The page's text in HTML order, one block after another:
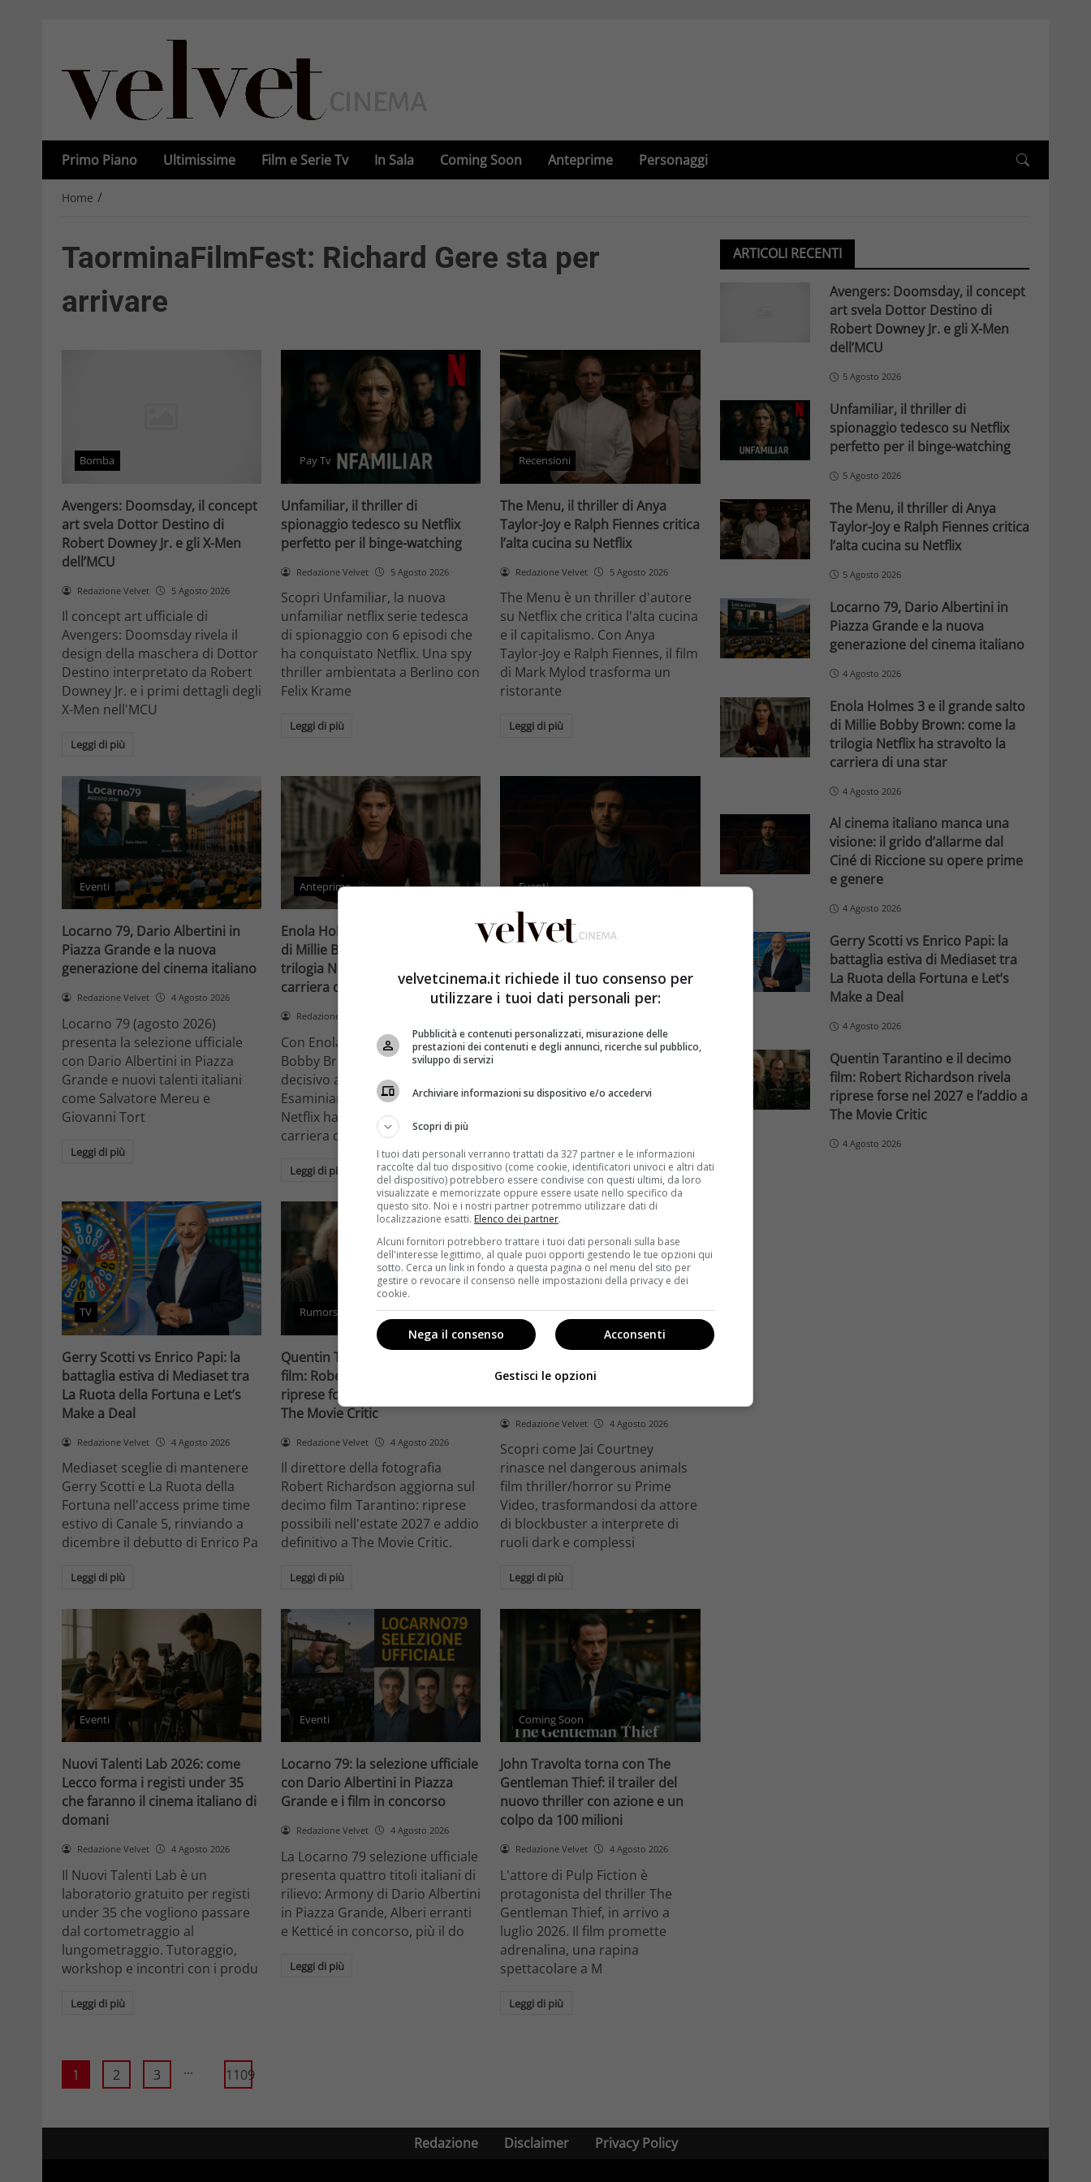
Primo Piano Ultimissime Film e Serie Tv In Sala Coming Soon Anteprime Personaggi
Home /
TaorminaFilmFest: Richard Gere sta per
arrivare
Bomba
Avengers: Doomsday, il concept
art svela Dottor Destino di
Robert Downey Jr. e gli X-Men
dell’MCU
Redazione Velvet 5 Agosto 2026
Il concept art ufficiale di
Avengers: Doomsday rivela il
design della maschera di Dottor
Destino interpretato da Robert
Downey Jr. e i primi dettagli degli
X-Men nell'MCU
Leggi di più
Pay Tv
Unfamiliar, il thriller di
spionaggio tedesco su Netflix
perfetto per il binge-watching
Redazione Velvet 5 Agosto 2026
Scopri Unfamiliar, la nuova
unfamiliar netflix serie tedesca
di spionaggio con 6 episodi che
ha conquistato Netflix. Una spy
thriller ambientata a Berlino con
Felix Krame
Leggi di più
Recensioni
The Menu, il thriller di Anya
Taylor-Joy e Ralph Fiennes critica
l’alta cucina su Netflix
Redazione Velvet 5 Agosto 2026
The Menu è un thriller d'autore
su Netflix che critica l'alta cucina
e il capitalismo. Con Anya
Taylor-Joy e Ralph Fiennes, il film
di Mark Mylod trasforma un
ristorante
Leggi di più
Eventi
Locarno 79, Dario Albertini in
Piazza Grande e la nuova
generazione del cinema italiano
Redazione Velvet 4 Agosto 2026
Locarno 79 (agosto 2026)
presenta la selezione ufficiale
con Dario Albertini in Piazza
Grande e nuovi talenti italiani
come Salvatore Mereu e
Giovanni Tort
Leggi di più
Anteprime
Enola Holmes 3 e il grande salto
di Millie Bobby Brown: come la
trilogia Netflix ha stravolto la
carriera di una star
Redazione Velvet
Con Enola Holmes 3, Millie
Bobby Brown compie un salto
decisivo a Hollywood.
Esaminiamo come la trilogia
Netflix ha trasformato la sua
carriera da attrice
Leggi di più
Eventi
Al cinema italiano manca una
Ciné di Riccione su opere prime
e genere
Il cinema italiano opere prime
ricambio generazionale e
Leggi di più
TV
Gerry Scotti vs Enrico Papi: la
battaglia estiva di Mediaset tra
La Ruota della Fortuna e Let’s
Make a Deal
Redazione Velvet 4 Agosto 2026
Mediaset sceglie di mantenere
Gerry Scotti e La Ruota della
Fortuna nell'access prime time
estivo di Canale 5, rinviando a
dicembre il debutto di Enrico Pa
Leggi di più
Rumors
Quentin Tarantino e il decimo
film: Robert Richardson rivela
riprese forse nel 2027 e l’addio a
The Movie Critic
Redazione Velvet 4 Agosto 2026
Il direttore della fotografia
Robert Richardson aggiorna sul
decimo film Tarantino: riprese
possibili nell'estate 2027 e addio
definitivo a The Movie Critic.
Leggi di più
Anteprime
Dangerous Animals su Prime
Redazione Velvet 4 Agosto 2026
Scopri come Jai Courtney
rinasce nel dangerous animals
film thriller/horror su Prime
Video, trasformandosi da attore
di blockbuster a interprete di
ruoli dark e complessi
Leggi di più
Eventi
Nuovi Talenti Lab 2026: come
Lecco forma i registi under 35
che faranno il cinema italiano di
domani
Redazione Velvet 4 Agosto 2026
Il Nuovi Talenti Lab è un
laboratorio gratuito per registi
under 35 che vogliono passare
dal cortometraggio al
lungometraggio. Tutoraggio,
workshop e incontri con i produ
Leggi di più
Eventi
Locarno 79: la selezione ufficiale
con Dario Albertini in Piazza
Grande e i film in concorso
Redazione Velvet 4 Agosto 2026
La Locarno 79 selezione ufficiale
presenta quattro titoli italiani di
rilievo: Armony di Dario Albertini
in Piazza Grande, Alberi erranti
e Ketticé in concorso, più il do
Leggi di più
Coming Soon
John Travolta torna con The
Gentleman Thief: il trailer del
nuovo thriller con azione e un
colpo da 100 milioni
Redazione Velvet 4 Agosto 2026
L'attore di Pulp Fiction è
protagonista del thriller The
Gentleman Thief, in arrivo a
luglio 2026. Il film promette
adrenalina, una rapina
spettacolare a M
Leggi di più
1 2 3 ... 1109
ARTICOLI RECENTI
Avengers: Doomsday, il concept
art svela Dottor Destino di
Robert Downey Jr. e gli X-Men
dell’MCU
5 Agosto 2026
Unfamiliar, il thriller di
spionaggio tedesco su Netflix
perfetto per il binge-watching
5 Agosto 2026
The Menu, il thriller di Anya
Taylor-Joy e Ralph Fiennes critica
l’alta cucina su Netflix
5 Agosto 2026
Locarno 79, Dario Albertini in
Piazza Grande e la nuova
generazione del cinema italiano
4 Agosto 2026
Enola Holmes 3 e il grande salto
di Millie Bobby Brown: come la
trilogia Netflix ha stravolto la
carriera di una star
4 Agosto 2026
Al cinema italiano manca una
visione: il grido d’allarme dal
Ciné di Riccione su opere prime
e genere
4 Agosto 2026
Gerry Scotti vs Enrico Papi: la
battaglia estiva di Mediaset tra
La Ruota della Fortuna e Let’s
Make a Deal
4 Agosto 2026
Quentin Tarantino e il decimo
film: Robert Richardson rivela
riprese forse nel 2027 e l’addio a
The Movie Critic
4 Agosto 2026
Redazione Disclaimer Privacy Policy
velvetcinema.it richiede il tuo consenso per
utilizzare i tuoi dati personali per:
Pubblicità e contenuti personalizzati, misurazione delle
prestazioni dei contenuti e degli annunci, ricerche sul pubblico,
sviluppo di servizi
Archiviare informazioni su dispositivo e/o accedervi
Scopri di più
I tuoi dati personali verranno trattati da 327 partner e le informazioni
raccolte dal tuo dispositivo (come cookie, identificatori univoci e altri dati
del dispositivo) potrebbero essere condivise con questi ultimi, da loro
visualizzate e memorizzate oppure essere usate nello specifico da
questo sito. Noi e i nostri partner potremmo utilizzare dati di
localizzazione esatti. Elenco dei partner.
Alcuni fornitori potrebbero trattare i tuoi dati personali sulla base
dell'interesse legittimo, al quale puoi opporti gestendo le tue opzioni qui
sotto. Cerca un link in fondo a questa pagina o nel menu del sito per
gestire o revocare il consenso nelle impostazioni della privacy e dei
cookie.
Acconsenti
Nega il consenso
Gestisci le opzioni